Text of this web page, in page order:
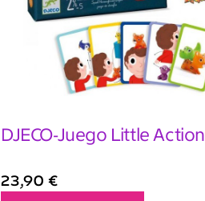
DJECO-Juego Little Action
23,90 €